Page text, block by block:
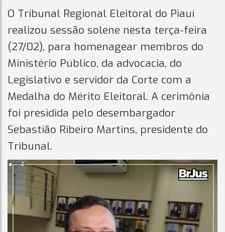
O Tribunal Regional Eleitoral do Piauí
realizou sessão solene nesta terça-feira
(27/02), para homenagear membros do
Ministério Público, da advocacia, do
Legislativo e servidor da Corte com a
Medalha do Mérito Eleitoral. A cerimônia
foi presidida pelo desembargador
Sebastião Ribeiro Martins, presidente do
Tribunal.